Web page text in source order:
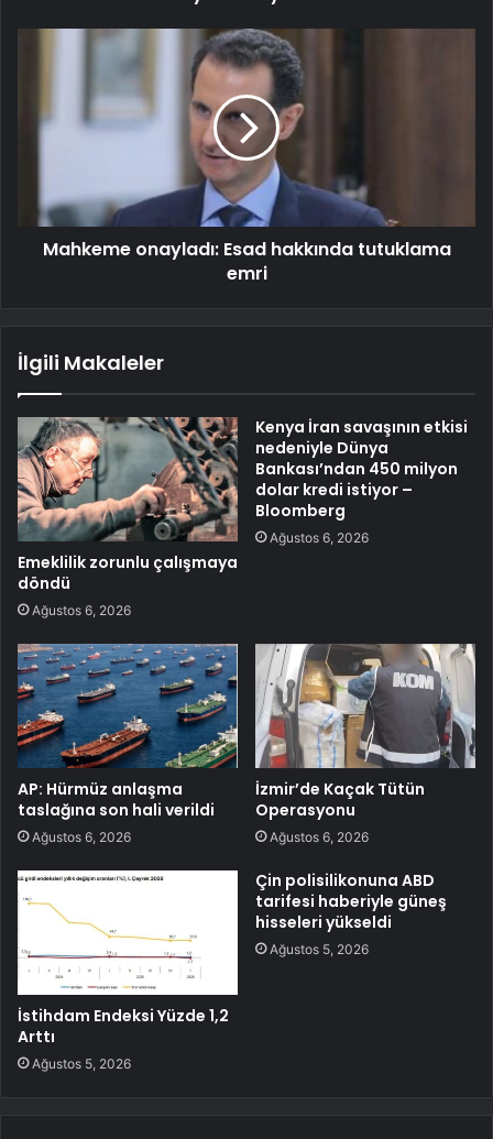
Mahkeme onayladı: Esad hakkında tutuklama
emri
İlgili Makaleler
Emeklilik zorunlu çalışmaya
döndü
Ağustos 6, 2026
Kenya İran savaşının etkisi
nedeniyle Dünya
Bankası’ndan 450 milyon
dolar kredi istiyor –
Bloomberg
Ağustos 6, 2026
AP: Hürmüz anlaşma
taslağına son hali verildi
Ağustos 6, 2026
İzmir’de Kaçak Tütün
Operasyonu
Ağustos 6, 2026
İstihdam Endeksi Yüzde 1,2
Arttı
Ağustos 5, 2026
Çin polisilikonuna ABD
tarifesi haberiyle güneş
hisseleri yükseldi
Ağustos 5, 2026